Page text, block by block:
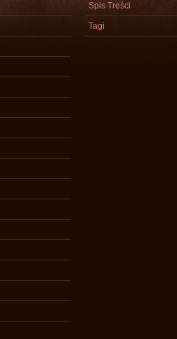
Spis Treści
Tagi